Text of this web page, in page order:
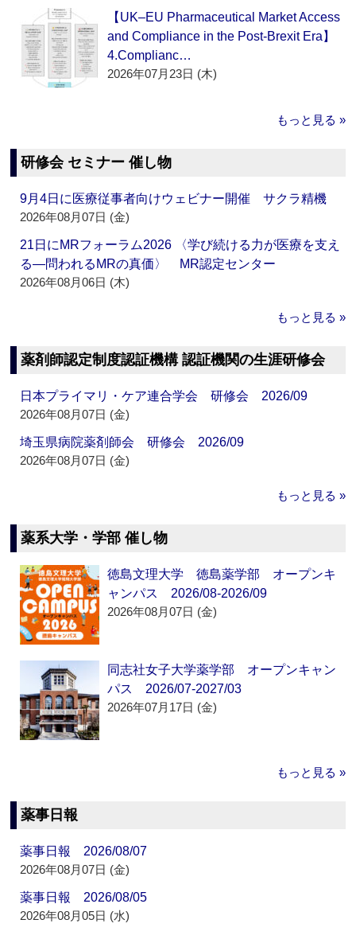
【UK–EU Pharmaceutical Market Access
and Compliance in the Post-Brexit Era】
4.Complianc…
2026年07月23日 (木)
もっと見る »
研修会 セミナー 催し物
9月4日に医療従事者向けウェビナー開催 サクラ精機
2026年08月07日 (金)
21日にMRフォーラム2026 〈学び続ける力が医療を支え
る―問われるMRの真価〉 MR認定センター
2026年08月06日 (木)
もっと見る »
薬剤師認定制度認証機構 認証機関の生涯研修会
日本プライマリ・ケア連合学会 研修会 2026/09
2026年08月07日 (金)
埼玉県病院薬剤師会 研修会 2026/09
2026年08月07日 (金)
もっと見る »
薬系大学・学部 催し物
徳島文理大学 徳島薬学部 オープンキ
ャンパス 2026/08-2026/09
2026年08月07日 (金)
同志社女子大学薬学部 オープンキャン
パス 2026/07-2027/03
2026年07月17日 (金)
もっと見る »
薬事日報
薬事日報 2026/08/07
2026年08月07日 (金)
薬事日報 2026/08/05
2026年08月05日 (水)